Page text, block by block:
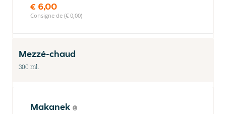
€ 6,00
Consigne de (€ 0,00)
Mezzé-chaud
300 ml.
Makanek